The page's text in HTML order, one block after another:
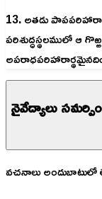
13. అతడు
పరిశుద్ధస్థలములో ఆ
నైవేద్యాలు
వచనాలు అందుబాటులో